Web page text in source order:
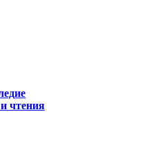
чтения